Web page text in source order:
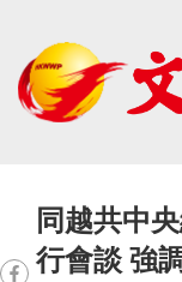
同越共中
行會談 強